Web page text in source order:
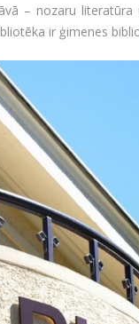
– nozaru literatūra
ir ģimenes